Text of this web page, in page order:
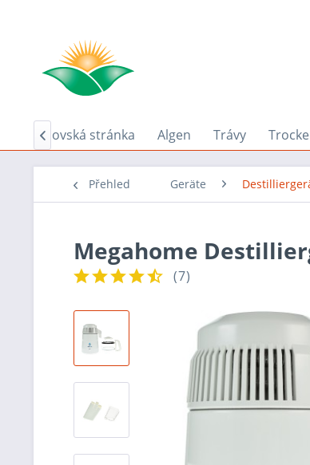
Domovská stránka Algen Trávy

Přehled Geräte
Megahome
(7)